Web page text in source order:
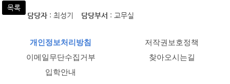
목록
담당자 : 최성기 담당부서 : 교무실
개인정보처리방침
저작권보호정책
이메일무단수집거부
찾아오시는길
입학안내